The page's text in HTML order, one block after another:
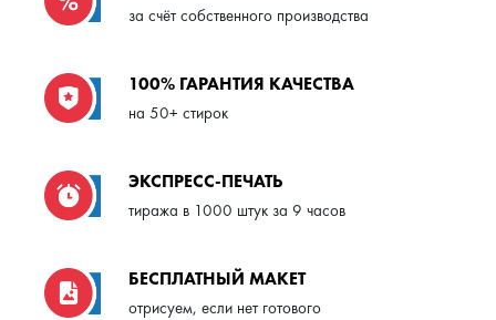
за счёт собственного производства
100% ГАРАНТИЯ КАЧЕСТВА
на 50+ стирок
ЭКСПРЕСС-ПЕЧАТЬ
тиража в 1000 штук за 9 часов
БЕСПЛАТНЫЙ МАКЕТ
отрисуем, если нет готового